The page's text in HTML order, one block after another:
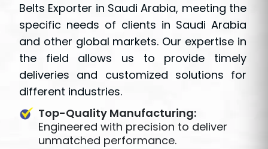
Belts Exporter in Saudi Arabia, meeting the
specific needs of clients in Saudi Arabia
and other global markets. Our expertise in
the field allows us to provide timely
deliveries and customized solutions for
different industries.
Top-Quality Manufacturing:
Engineered with precision to deliver
unmatched performance.